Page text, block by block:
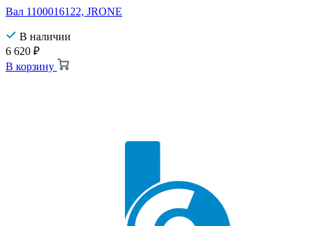
Вал 1100016122, JRONE
В наличии
6 620 ₽
В корзину